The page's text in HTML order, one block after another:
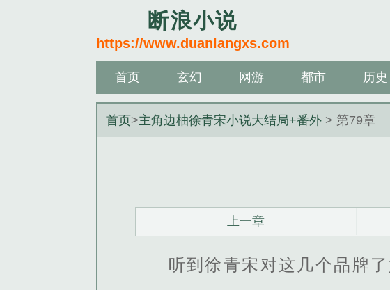
断浪小说
https://www.duanlangxs.com
首页 玄幻 网游 都市 历史
首页>主角边柚徐青宋小说大结局+番外 > 第79章
上一章
听到徐青宋对这几个品牌